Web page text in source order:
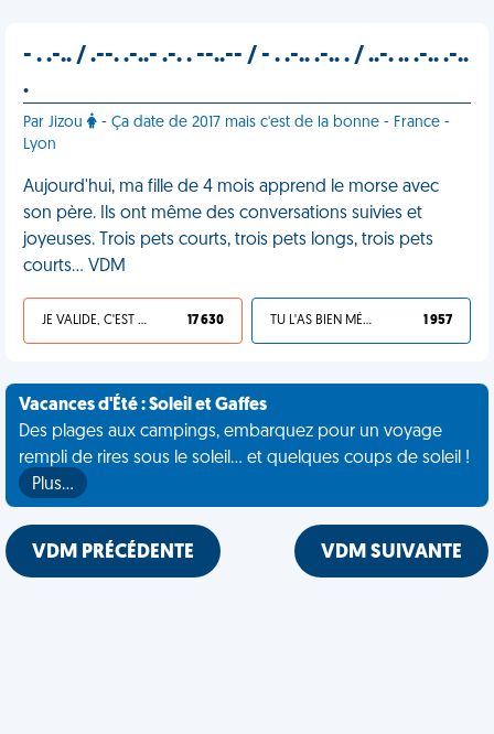
- . .-.. / .--. .-..- .-. . --..-- / - . .-.. .-.. . / ..-. .. .-.. .-..
.
Par Jizou
- Ça date de 2017 mais c'est de la bonne - France -
Lyon
Aujourd'hui, ma fille de 4 mois apprend le morse avec
son père. Ils ont même des conversations suivies et
joyeuses. Trois pets courts, trois pets longs, trois pets
courts… VDM
JE VALIDE, C'EST UNE VDM 17 630 TU L'AS BIEN MÉRITÉ 1 957
Vacances d'Été : Soleil et Gaffes
Des plages aux campings, embarquez pour un voyage
rempli de rires sous le soleil... et quelques coups de soleil !
Plus…
VDM PRÉCÉDENTE VDM SUIVANTE